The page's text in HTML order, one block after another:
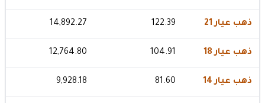
ذهب عيار 21 122.39
14,892.27
ذهب عيار 18 104.91
12,764.80
ذهب عيار 14 81.60
9,928.18